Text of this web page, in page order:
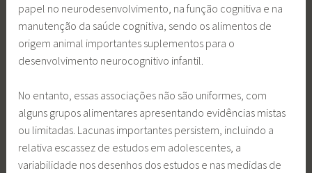
papel no neurodesenvolvimento, na função cognitiva e na
manutenção da saúde cognitiva, sendo os alimentos de
origem animal importantes suplementos para o
desenvolvimento neurocognitivo infantil.
No entanto, essas associações não são uniformes, com
alguns grupos alimentares apresentando evidências mistas
ou limitadas. Lacunas importantes persistem, incluindo a
relativa escassez de estudos em adolescentes, a
variabilidade nos desenhos dos estudos e nas medidas de